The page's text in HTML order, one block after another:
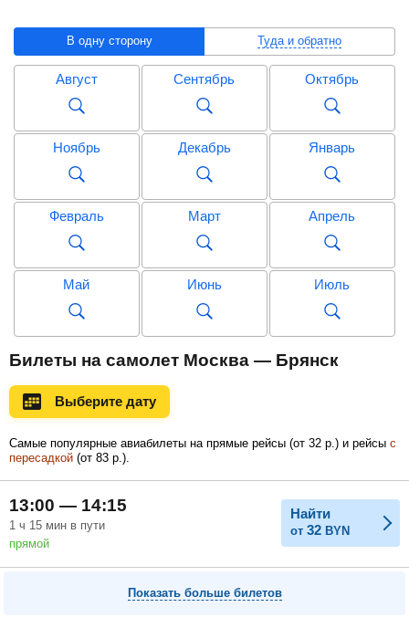
В одну сторону Туда и обратно
Август Сентябрь Октябрь
Ноябрь Декабрь Январь
Февраль Март Апрель
Май Июнь Июль
Сентябрь
Ноябрь
Билеты на самолет Москва — Брянск
Выберите дату
Самые популярные авиабилеты на прямые рейсы (от 32 р. ) и рейсы с
пересадкой (от 83 р. ).
13:00 — 14:15
1 ч 15 мин в пути
прямой
Найти
от 32 BYN
Показать больше билетов